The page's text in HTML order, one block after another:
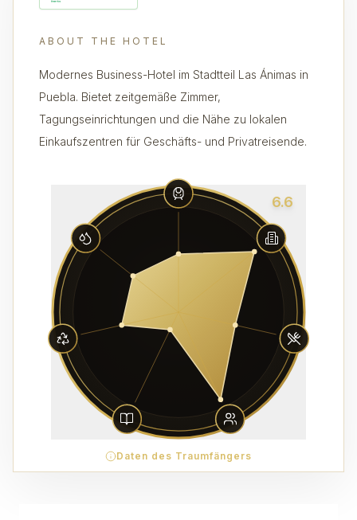
ABOUT THE HOTEL
Modernes Business-Hotel im Stadtteil Las Ánimas in
Puebla. Bietet zeitgemäße Zimmer,
Tagungseinrichtungen und die Nähe zu lokalen
Einkaufszentren für Geschäfts- und Privatreisende.
6.6
Daten des Traumfängers